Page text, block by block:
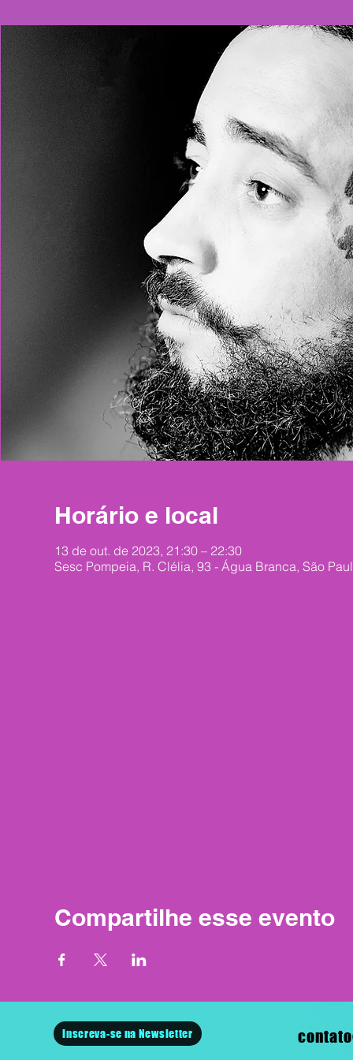
Horário e local
13 de out. de 2023, 21:30 – 22:30
Sesc Pompeia, R. Clélia, 93 - Água Branca, São
Compartilhe esse evento
Inscreva-se na Newsletter